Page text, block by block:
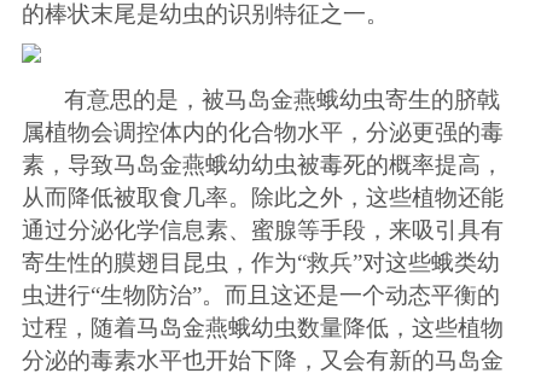
的棒状末尾是幼虫的识别特征之一。
有意思的是，被马岛金燕蛾幼虫寄生的脐戟
属植物会调控体内的化合物水平，分泌更强的毒
素，导致马岛金燕蛾幼幼虫被毒死的概率提高，
从而降低被取食几率。除此之外，这些植物还能
通过分泌化学信息素、蜜腺等手段，来吸引具有
寄生性的膜翅目昆虫，作为“救兵”对这些蛾类幼
虫进行“生物防治”。而且这还是一个动态平衡的
过程，随着马岛金燕蛾幼虫数量降低，这些植物
分泌的毒素水平也开始下降，又会有新的马岛金